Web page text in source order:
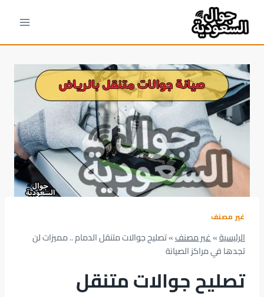
المحتوى
غير مصنف
الرئيسية»غير مصنف»تصليح جوالات متنقل الدمام .. مميزات لن
تجدها في مراكز الصيانة
تصليح جوالات متنقل